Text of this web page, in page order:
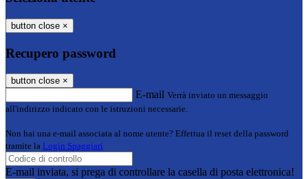
button close ×
Recupero password
button close ×
E-mail Verrà inviato un messaggio
all'indirizzo indicato con le istruzioni necessarie.
Non hai una e-mail associata al nome utente? Effettua il reset della password
tramite la Login Spaggiari
E-mail inviata, si prega di controllare la casella di posta elettronica!